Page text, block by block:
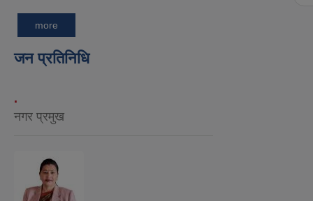
more
जन प्रतिनिधि
.
नगर प्रमुख